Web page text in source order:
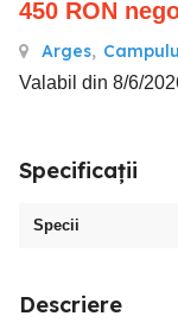
450 RON
Arges,
Valabil din 8/6/
Specificații
Specii
Descriere